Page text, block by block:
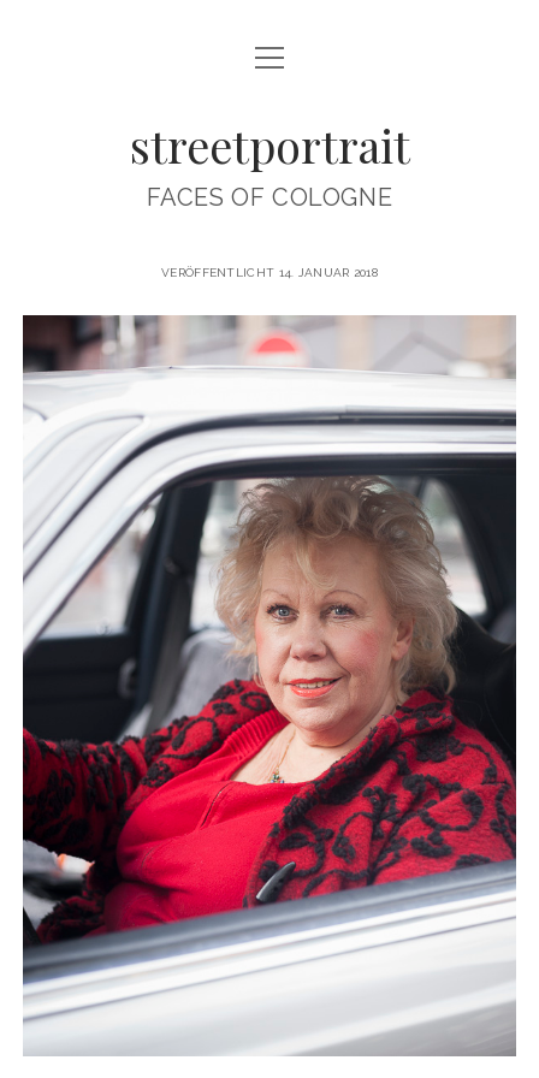
ABOUT
CONTACT
IMPRINT
instagram
Menü
öffnen
streetportrait
FACES OF COLOGNE
VERÖFFENTLICHT 14. JANUAR 2018